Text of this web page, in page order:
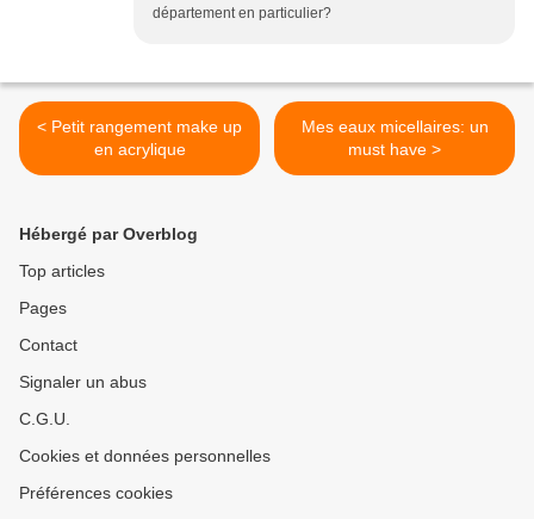
département en particulier?
< Petit rangement make up
en acrylique
Mes eaux micellaires: un
must have >
Hébergé par Overblog
Top articles
Pages
Contact
Signaler un abus
C.G.U.
Cookies et données personnelles
Préférences cookies